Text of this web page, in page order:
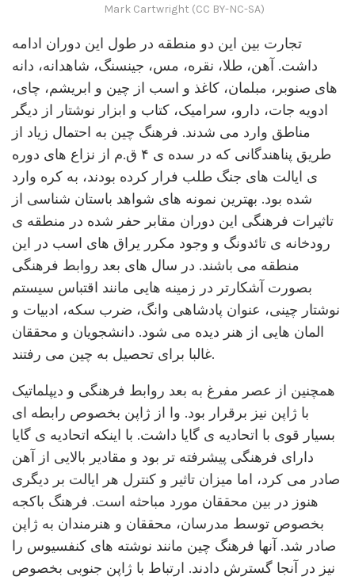
Mark Cartwright (CC BY-NC-SA)
تجارت بین این دو منطقه در طول این دوران ادامه
داشت. آهن، طلا، نقره، مس، جینسنگ، شاهدانه، دانه
های صنوبر، مبلمان، کاغذ و اسب از چین و ابریشم، چای،
ادویه جات، دارو، سرامیک، کتاب و ابزار نوشتار از دیگر
مناطق وارد می شدند. فرهنگ چین به احتمال زیاد از
طریق پناهندگانی که در سده ی ۴ ق.م از نزاع های دوره
ی ایالت های جنگ طلب فرار کرده بودند، به کره وارد
شده بود. بهترین نمونه های شواهد باستان شناسی از
تاثیرات فرهنگی این دوران مقابر حفر شده در منطقه ی
رودخانه ی تائدونگ و وجود مکرر یراق های اسب در این
منطقه می باشند. در سال های بعد روابط فرهنگی
بصورت آشکارتر در زمینه هایی مانند اقتباس سیستم
نوشتار چینی، عنوان پادشاهی وانگ، ضرب سکه، ادبیات و
المان هایی از هنر دیده می شود. دانشجویان و محققان
غالبا برای تحصیل به چین می رفتند.
همچنین از عصر مفرغ به بعد روابط فرهنگی و دیپلماتیک
با ژاپن نیز برقرار بود. وا از ژاپن بخصوص رابطه ای
بسیار قوی با اتحادیه ی گایا داشت. با اینکه اتحادیه ی گایا
دارای فرهنگی پیشرفته تر بود و مقادیر بالایی از آهن
صادر می کرد، اما میزان تاثیر و کنترل هر ایالت بر دیگری
هنوز در بین محققان مورد مباحثه است. فرهنگ باکجه
بخصوص توسط مدرسان، محققان و هنرمندان به ژاپن
صادر شد. آنها فرهنگ چین مانند نوشته های کنفسیوس را
نیز در آنجا گسترش دادند. ارتباط با ژاپن جنوبی بخصوص